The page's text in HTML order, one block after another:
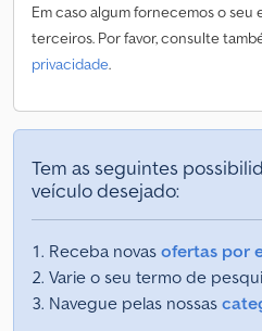
Em caso algum fornecemos o seu
terceiros. Por favor, consulte
privacidade.
Tem as seguintes
veículo desejado:
Receba novas ofertas por
Varie o seu termo de
Navegue pelas nossas